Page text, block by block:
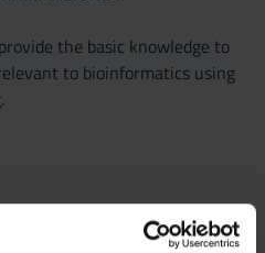
the basic knowledge to
to bioinformatics using